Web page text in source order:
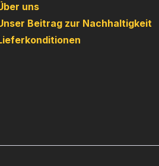
uns
Beitrag zur Nachhaltigkeit